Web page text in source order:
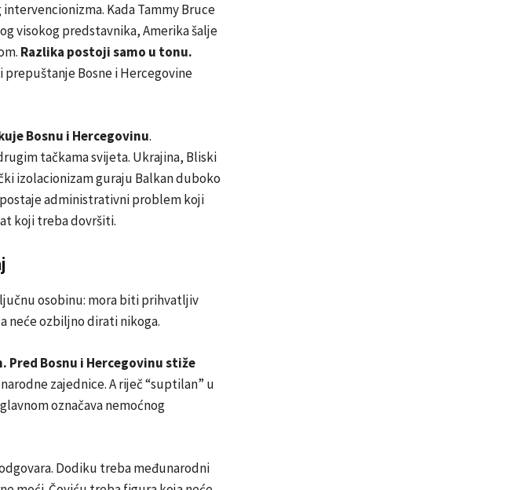
Kada Tammy Bruce
visokog predstavnika, Amerika šalje
Razlika postoji samo u tonu.
prepuštanje Bosne i Hercegovine
Bosnu i Hercegovinu.
tačkama svijeta. Ukrajina, Bliski
izolacionizam guraju Balkan duboko
administrativni problem koji
koji treba dovršiti.
osobinu: mora biti prihvatljiv
neće ozbiljno dirati nikoga.
Pred Bosnu i Hercegovinu stiže
zajednice. A riječ “suptilan” u
označava nemoćnog
Dodiku treba međunarodni